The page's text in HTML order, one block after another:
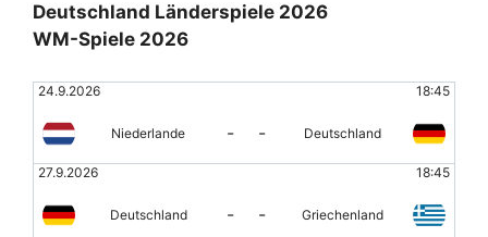
Deutschland Länderspiele 2026
WM-Spiele 2026
24.9.2026 18:45
Niederlande - - Deutschland
27.9.2026 18:45
Deutschland - - Griechenland